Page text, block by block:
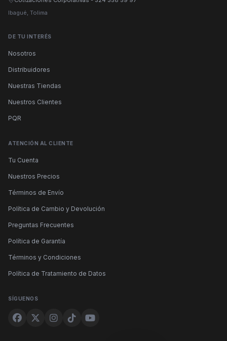
Ibagué, Tolima
DE TU INTERÉS
Nosotros
Distribuidores
Nuestras Tiendas
Nuestros Clientes
PQR
ATENCIÓN AL CLIENTE
Tu Cuenta
Nuestros Precios
Términos de Envío
Política de Cambio y Devolución
Preguntas Frecuentes
Política de Garantía
Términos y Condiciones
Política de Tratamiento de Datos
SÍGUENOS